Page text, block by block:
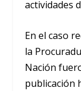
actividades
En el caso
la
Nación
publicación